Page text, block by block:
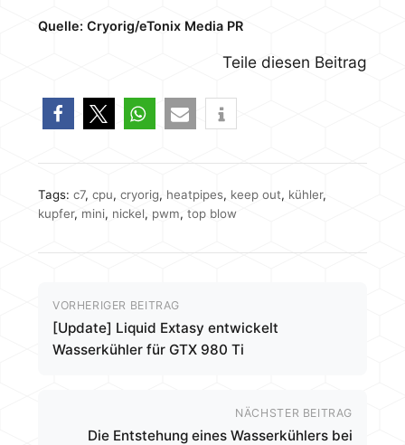
Quelle: Cryorig/eTonix Media PR
Teile diesen Beitrag
Tags: c7, cpu, cryorig, heatpipes, keep out, kühler,
kupfer, mini, nickel, pwm, top blow
VORHERIGER BEITRAG
[Update] Liquid Extasy entwickelt
Wasserkühler für GTX 980 Ti
NÄCHSTER BEITRAG
Die Entstehung eines Wasserkühlers bei